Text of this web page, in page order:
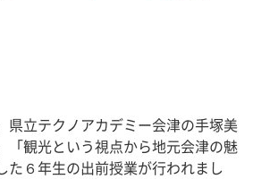
立テクノアカデミー会津の手塚美
「観光という視点から地元会津の魅
た６年生の出前授業が行われまし